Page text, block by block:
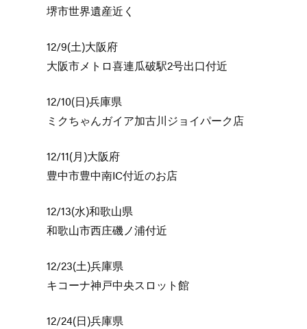
堺市世界遺産近く
12/9(土)大阪府
大阪市メトロ喜連瓜破駅2号出口付近
12/10(日)兵庫県
ミクちゃんガイア加古川ジョイパーク店
12/11(月)大阪府
豊中市豊中南IC付近のお店
12/13(水)和歌山県
和歌山市西庄磯ノ浦付近
12/23(土)兵庫県
キコーナ神戸中央スロット館
12/24(日)兵庫県